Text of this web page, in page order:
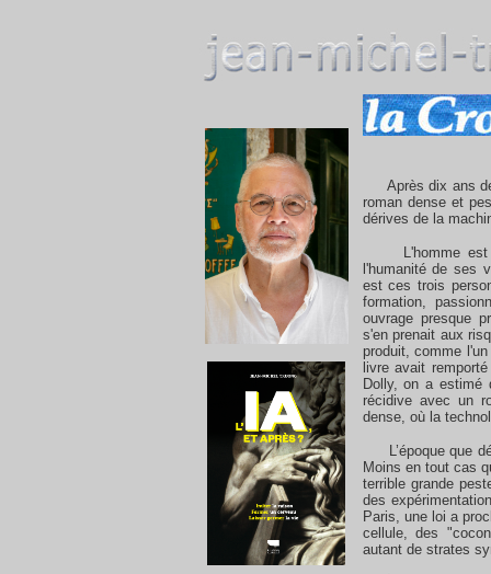
Après dix ans de
roman dense et
dérives de la
L'homme est
l'humanité de ses
est ces trois
formation,
ouvrage presque
s'en prenait aux
produit, comme
livre avait
Dolly, on a
récidive avec un
dense, où la
L’époque que
Moins en tout cas
terrible grande
des
Paris, une loi a
cellule, des
autant de strates